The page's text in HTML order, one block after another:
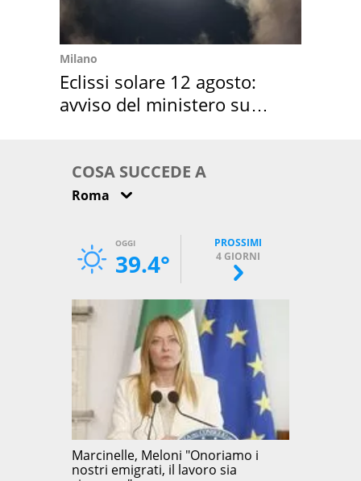
Milano
Eclissi solare 12 agosto:
avviso del ministero su